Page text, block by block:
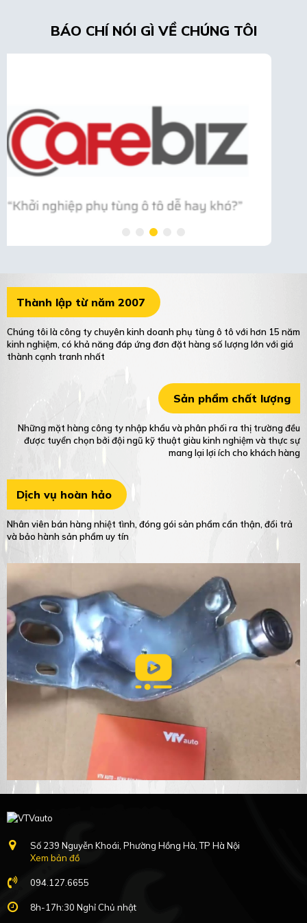
BÁO CHÍ NÓI GÌ VỀ CHÚNG TÔI
Thành lập từ năm 2007
Chúng tôi là công ty chuyên kinh doanh phụ tùng ô tô với hơn 15 năm
kinh nghiệm, có khả năng đáp ứng đơn đặt hàng số lượng lớn với giá
thành cạnh tranh nhất
Sản phẩm chất lượng
Những mặt hàng công ty nhập khẩu và phân phối ra thị trường đều
được tuyển chọn bởi đội ngũ kỹ thuật giàu kinh nghiệm và thực sự
mang lại lợi ích cho khách hàng
Dịch vụ hoàn hảo
Nhân viên bán hàng nhiệt tình, đóng gói sản phẩm cẩn thận, đổi trả
và bảo hành sản phẩm uy tín
Số 239 Nguyễn Khoái, Phường Hồng Hà, TP Hà Nội
Xem bản đồ
094.127.6655
8h-17h:30 Nghỉ Chủ nhật